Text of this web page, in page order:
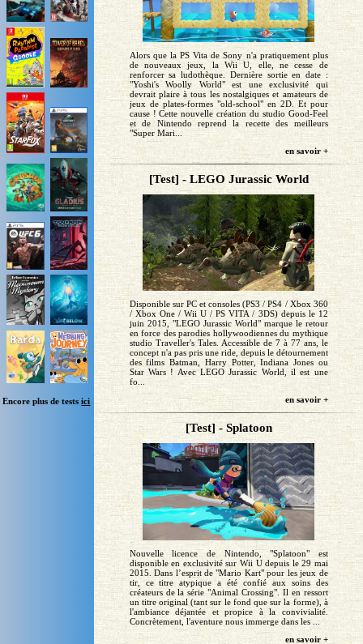
Encore plus de testsici
Alors que la PS Vita de Sony n'a pratiquement plus
de nouveaux jeux, la Wii U, elle, ne cesse de
renforcer sa ludothèque. Dernière sortie en date :
"Yoshi's Woolly World" est une exclusivité qui
devrait plaire à tous les nostalgiques et amateurs de
jeux de plates-formes "old-school" en 2D. Et pour
cause ! Cette nouvelle création du studio Good-Feel
et de Nintendo reprend la recette des meilleurs
"Super Mari...
en savoir +
[Test] - LEGO Jurassic World
Disponible sur PC et consoles (PS3 / PS4 / Xbox 360
/ Xbox One / Wii U / PS VITA / 3DS) depuis le 12
juin 2015, "LEGO Jurassic World" marque le retour
en force des parodies hollywoodiennes du mythique
studio Traveller's Tales. Accessible de 7 à 77 ans, le
concept n'a pas pris une ride, depuis le détournement
des films Batman, Harry Potter, Indiana Jones ou
Star Wars ! Avec LEGO Jurassic World, il est une
fo...
en savoir +
[Test] - Splatoon
Nouvelle licence de Nintendo, "Splatoon" est
disponible en exclusivité sur Wii U depuis le 29 mai
2015. Dans l’esprit de "Mario Kart" pour les jeux de
tir, ce titre atypique a été confié aux soins des
créateurs de la série "Animal Crossing". Il en ressort
un titre original (tant sur le fond que sur la forme), à
l'ambiance déjantée et propice à la convivialité.
Concrètement, l'aventure nous immerge dans les ...
en savoir +